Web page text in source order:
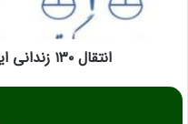
انتقال ۱۳۰ زندانی ایرانی از عراق به کشورمان